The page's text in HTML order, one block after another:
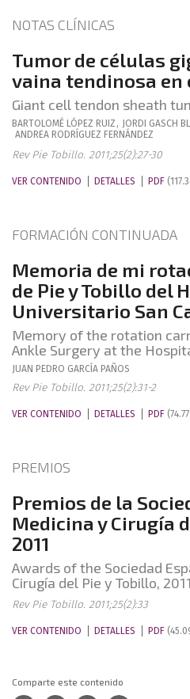
NOTAS CLÍNICAS
Tumor de células
vaina tendinosa en
Giant cell tendon sheath
BARTOLOMÉ LÓPEZ RUIZ , JORDI GASCH
ANDREA RODRÍGUEZ FERNÁNDEZ
Rev Pie Tobillo. 2011;25(2):27-30
VER CONTENIDO DETALLES PDF
FORMACIÓN CONTINUADA
Memoria de mi
de Pie y Tobillo del
Universitario San
Memory of the rotation
Ankle Surgery at the
JUAN PEDRO GARCÍA PAÑOS
Rev Pie Tobillo. 2011;25(2):31-2
VER CONTENIDO DETALLES PDF
PREMIOS
Premios de la
Medicina y Cirugía
2011
Awards of the Sociedad
Cirugía del Pie y Tobillo, 2011
Rev Pie Tobillo. 2011;25(2):33
VER CONTENIDO DETALLES PDF
Comparte este contenido